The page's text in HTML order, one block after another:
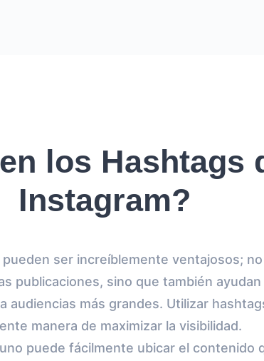
los Hashtags
Instagram?
ser increíblemente ventajosos;
publicaciones, sino que también ayudan
audiencias más grandes. Utilizar
manera de maximizar la visibilidad.
puede fácilmente ubicar el contenido